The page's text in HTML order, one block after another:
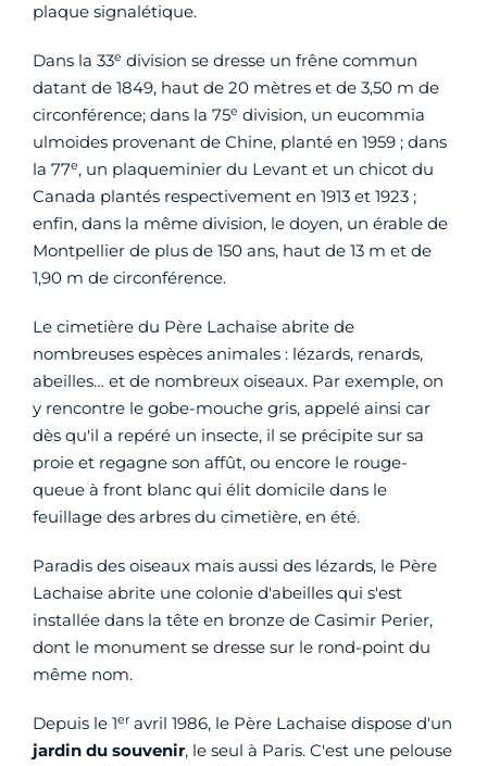
plaque signalétique.
Dans la 33e division se dresse un frêne commun
datant de 1849, haut de 20 mètres et de 3,50 m de
circonférence; dans la 75e division, un eucommia
ulmoides provenant de Chine, planté en 1959 ; dans
la 77e, un plaqueminier du Levant et un chicot du
Canada plantés respectivement en 1913 et 1923 ;
enfin, dans la même division, le doyen, un érable de
Montpellier de plus de 150 ans, haut de 13 m et de
1,90 m de circonférence.
Le cimetière du Père Lachaise abrite de
nombreuses espèces animales : lézards, renards,
abeilles… et de nombreux oiseaux. Par exemple, on
y rencontre le gobe-mouche gris, appelé ainsi car
dès qu'il a repéré un insecte, il se précipite sur sa
proie et regagne son affût, ou encore le rouge-
queue à front blanc qui élit domicile dans le
feuillage des arbres du cimetière, en été.
Paradis des oiseaux mais aussi des lézards, le Père
Lachaise abrite une colonie d'abeilles qui s'est
installée dans la tête en bronze de Casimir Perier,
dont le monument se dresse sur le rond-point du
même nom.
Depuis le 1er avril 1986, le Père Lachaise dispose d'un
jardin du souvenir, le seul à Paris. C'est une pelouse